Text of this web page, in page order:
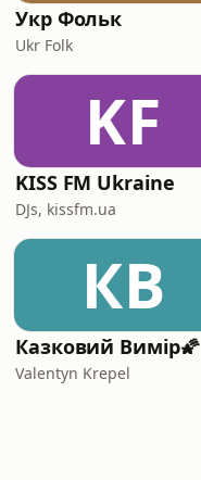
Укр Фольк
Ukr Folk
KF
KISS FM Ukraine
DJs, kissfm.ua
КВ
Казковий Вимір🌠
Valentyn Krepel